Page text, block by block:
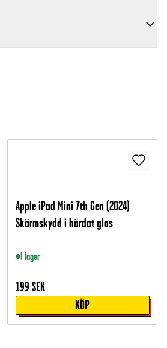
Apple iPad Mini 7th Gen (2024)
Skärmskydd i härdat glas
I lager
199 SEK
KÖP